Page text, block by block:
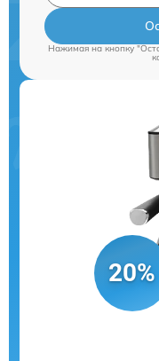
Нажимая на кнопку
20%